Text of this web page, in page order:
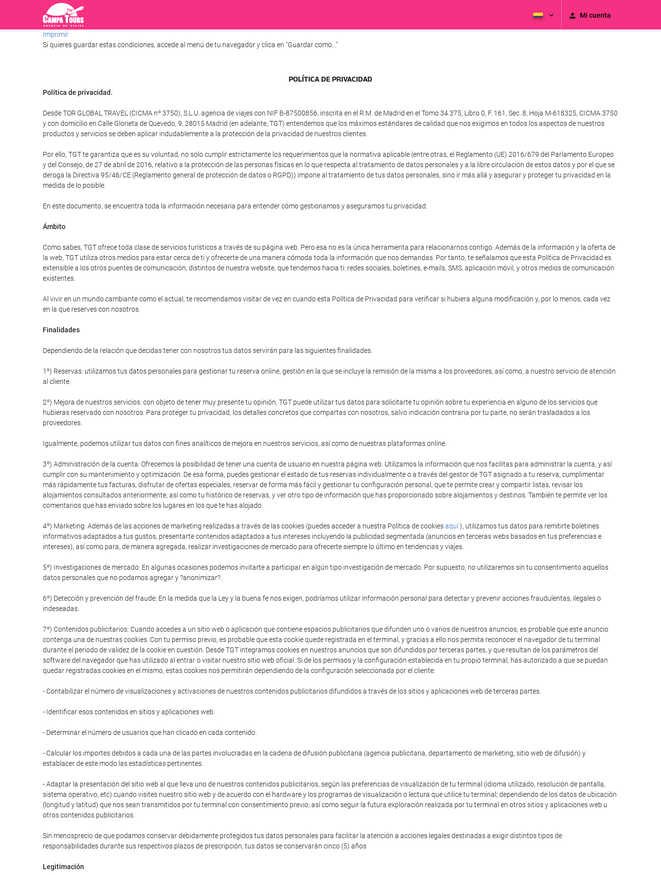
Mi cuenta
Imprimir
Si quieres guardar estas condiciones, accede al menú de tu navegador y clica en "Guardar como..."
POLÍTICA DE PRIVACIDAD
Política de privacidad.
Desde TOR GLOBAL TRAVEL (CICMA nº 3750), S.L.U. agencia de viajes con NIF B-87500856, inscrita en el R.M. de Madrid en el Tomo 34.375, Libro 0, F. 161, Sec. 8, Hoja M-618325, CICMA 3750
y con domicilio en Calle Glorieta de Quevedo, 9, 28015 Madrid (en adelante, TGT) entendemos que los máximos estándares de calidad que nos exigimos en todos los aspectos de nuestros
productos y servicios se deben aplicar indudablemente a la protección de la privacidad de nuestros clientes.
Por ello, TGT te garantiza que es su voluntad, no solo cumplir estrictamente los requerimientos que la normativa aplicable (entre otras, el Reglamento (UE) 2016/679 del Parlamento Europeo
y del Consejo, de 27 de abril de 2016, relativo a la protección de las personas físicas en lo que respecta al tratamiento de datos personales y a la libre circulación de estos datos y por el que se
deroga la Directiva 95/46/CE (Reglamento general de protección de datos o RGPD)) impone al tratamiento de tus datos personales, sino ir más allá y asegurar y proteger tu privacidad en la
medida de lo posible.
En este documento, se encuentra toda la información necesaria para entender cómo gestionamos y aseguramos tu privacidad.
Ámbito
Como sabes, TGT ofrece toda clase de servicios turísticos a través de su página web. Pero esa no es la única herramienta para relacionarnos contigo. Además de la información y la oferta de
la web, TGT utiliza otros medios para estar cerca de ti y ofrecerte de una manera cómoda toda la información que nos demandas. Por tanto, te señalamos que esta Política de Privacidad es
extensible a los otros puentes de comunicación, distintos de nuestra website, que tendemos hacia ti: redes sociales, boletines, e-mails, SMS, aplicación móvil, y otros medios de comunicación
existentes.
Al vivir en un mundo cambiante como el actual, te recomendamos visitar de vez en cuando esta Política de Privacidad para verificar si hubiera alguna modificación y, por lo menos, cada vez
en la que reserves con nosotros.
Finalidades
Dependiendo de la relación que decidas tener con nosotros tus datos servirán para las siguientes finalidades:
1º) Reservas: utilizamos tus datos personales para gestionar tu reserva online, gestión en la que se incluye la remisión de la misma a los proveedores, así como, a nuestro servicio de atención
al cliente.
2º) Mejora de nuestros servicios: con objeto de tener muy presente tu opinión, TGT puede utilizar tus datos para solicitarte tu opinión sobre tu experiencia en alguno de los servicios que
hubieras reservado con nosotros. Para proteger tu privacidad, los detalles concretos que compartas con nosotros, salvo indicación contraria por tu parte, no serán trasladados a los
proveedores.
Igualmente, podemos utilizar tus datos con fines analíticos de mejora en nuestros servicios, así como de nuestras plataformas online.
3º) Administración de la cuenta: Ofrecemos la posibilidad de tener una cuenta de usuario en nuestra página web. Utilizamos la información que nos facilitas para administrar la cuenta, y así
cumplir con su mantenimiento y optimización. De esa forma, puedes gestionar el estado de tus reservas individualmente o a través del gestor de TGT asignado a tu reserva, cumplimentar
más rápidamente tus facturas, disfrutar de ofertas especiales, reservar de forma más fácil y gestionar tu configuración personal, que te permite crear y compartir listas, revisar los
alojamientos consultados anteriormente, así como tu histórico de reservas, y ver otro tipo de información que has proporcionado sobre alojamientos y destinos. También te permite ver los
comentarios que has enviado sobre los lugares en los que te has alojado.
4º) Marketing: Además de las acciones de marketing realizadas a través de las cookies (puedes acceder a nuestra Política de cookiesaquí), utilizamos tus datos para remitirte boletines
informativos adaptados a tus gustos, presentarte contenidos adaptados a tus intereses incluyendo la publicidad segmentada (anuncios en terceras webs basados en tus preferencias e
intereses), así como para, de manera agregada, realizar investigaciones de mercado para ofrecerte siempre lo último en tendencias y viajes.
5º) Investigaciones de mercado: En algunas ocasiones podemos invitarte a participar en algún tipo investigación de mercado. Por supuesto, no utilizaremos sin tu consentimiento aquellos
datos personales que no podamos agregar y ?anonimizar?.
6º) Detección y prevención del fraude: En la medida que la Ley y la buena fe nos exigen, podríamos utilizar información personal para detectar y prevenir acciones fraudulentas, ilegales o
indeseadas.
7º) Contenidos publicitarios: Cuando accedes a un sitio web o aplicación que contiene espacios publicitarios que difunden uno o varios de nuestros anuncios, es probable que este anuncio
contenga una de nuestras cookies. Con tu permiso previo, es probable que esta cookie quede registrada en el terminal, y gracias a ello nos permita reconocer el navegador de tu terminal
durante el periodo de validez de la cookie en cuestión. Desde TGT integramos cookies en nuestros anuncios que son difundidos por terceras partes, y que resultan de los parámetros del
software del navegador que has utilizado al entrar o visitar nuestro sitio web oficial. Si de los permisos y la configuración establecida en tu propio terminal, has autorizado a que se puedan
quedar registradas cookies en el mismo, estas cookies nos permitirán dependiendo de la configuración seleccionada por el cliente:
- Contabilizar el número de visualizaciones y activaciones de nuestros contenidos publicitarios difundidos a través de los sitios y aplicaciones web de terceras partes.
- Identificar esos contenidos en sitios y aplicaciones web.
- Determinar el número de usuarios que han clicado en cada contenido.
- Calcular los importes debidos a cada una de las partes involucradas en la cadena de difusión publicitaria (agencia publicitaria, departamento de marketing, sitio web de difusión) y
establacer de este modo las estadísticas pertinentes.
- Adaptar la presentación del sitio web al que lleva uno de nuestros contenidos publicitarios, según las preferencias de visualización de tu terminal (idioma utilizado, resolución de pantalla,
sistema operativo, etc) cuando visites nuestro sitio web y de acuerdo con el hardware y los programas de visualización o lectura que utilice tu terminal; dependiendo de los datos de ubicación
(longitud y latitud) que nos sean transmitidos por tu terminal con consentimiento previo; así como seguir la futura exploración realizada por tu terminal en otros sitios y aplicaciones web u
otros contenidos publicitarios.
Sin menosprecio de que podamos conservar debidamente protegidos tus datos personales para facilitar la atención a acciones legales destinadas a exigir distintos tipos de
responsabilidades durante sus respectivos plazos de prescripción, tus datos se conservarán cinco (5) años
Legitimación